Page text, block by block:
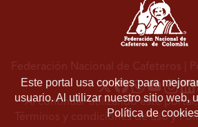
Este portal usa cookies para
usuario. Al utilizar nuestro sitio web,
Política de
Federación Nacional de Cafeteros |
Al continuar utilizando este
Términos y condiciones de usoy